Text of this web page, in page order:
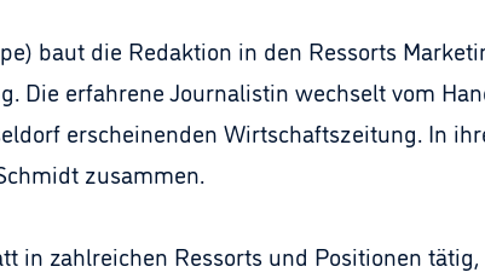
baut die Redaktion in den Ressorts
Die erfahrene Journalistin wechselt vom
erscheinenden Wirtschaftszeitung. In
zusammen.
in zahlreichen Ressorts und Positionen